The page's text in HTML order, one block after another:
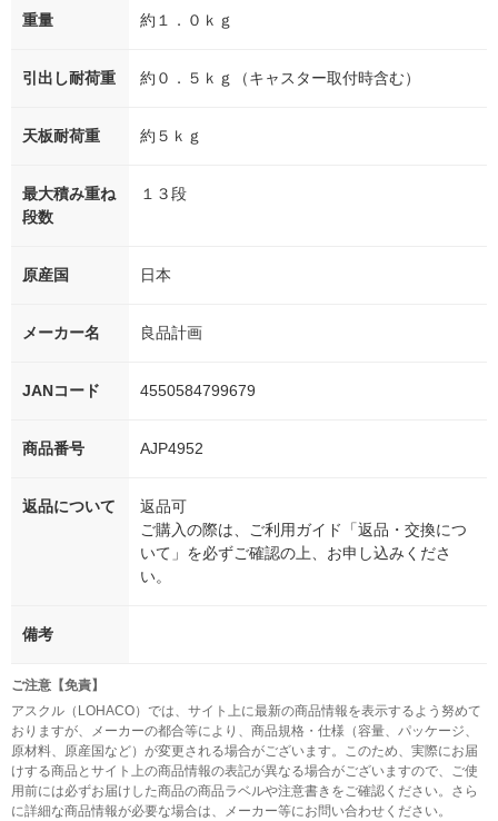
重量 約１．０ｋｇ
引出し耐荷重 約０．５ｋｇ（キャスター取付時含む）
天板耐荷重 約５ｋｇ
最大積み重ね
段数
１３段
原産国 日本
メーカー名 良品計画
JANコード 4550584799679
商品番号 AJP4952
返品について
返品可
ご購入の際は、ご利用ガイド「返品・交換につ
いて」を必ずご確認の上、お申し込みくださ
い。
備考
ご注意【免責】
アスクル（LOHACO）では、サイト上に最新の商品情報を表示するよう努めて
おりますが、メーカーの都合等により、商品規格・仕様（容量、パッケージ、
原材料、原産国など）が変更される場合がございます。このため、実際にお届
けする商品とサイト上の商品情報の表記が異なる場合がございますので、ご使
用前には必ずお届けした商品の商品ラベルや注意書きをご確認ください。さら
に詳細な商品情報が必要な場合は、メーカー等にお問い合わせください。